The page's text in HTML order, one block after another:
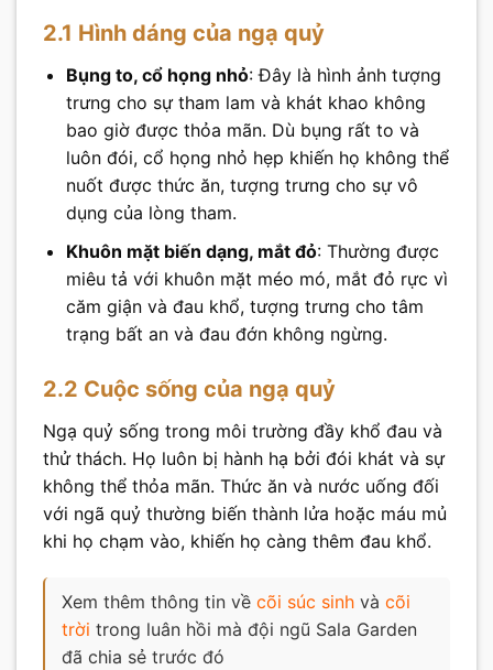
2.1 Hình dáng của ngạ quỷ
Bụng to, cổ họng nhỏ: Đây là hình ảnh tượng
trưng cho sự tham lam và khát khao không
bao giờ được thỏa mãn. Dù bụng rất to và
luôn đói, cổ họng nhỏ hẹp khiến họ không thể
nuốt được thức ăn, tượng trưng cho sự vô
dụng của lòng tham.
Khuôn mặt biến dạng, mắt đỏ: Thường được
miêu tả với khuôn mặt méo mó, mắt đỏ rực vì
căm giận và đau khổ, tượng trưng cho tâm
trạng bất an và đau đớn không ngừng.
2.2 Cuộc sống của ngạ quỷ
Ngạ quỷ sống trong môi trường đầy khổ đau và
thử thách. Họ luôn bị hành hạ bởi đói khát và sự
không thể thỏa mãn. Thức ăn và nước uống đối
với ngã quỷ thường biến thành lửa hoặc máu mủ
khi họ chạm vào, khiến họ càng thêm đau khổ.
Xem thêm thông tin về cõi súc sinh và cõi
trời trong luân hồi mà đội ngũ Sala Garden
đã chia sẻ trước đó